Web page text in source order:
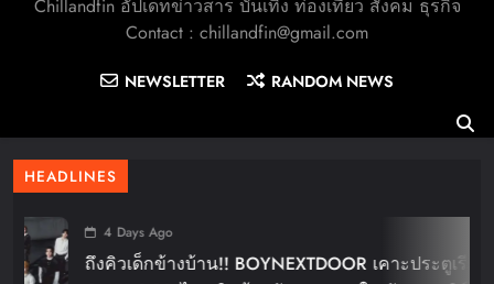
Chillandfin อัปเดทข่าวสาร บันเทิง ท่องเที่ยว สังคม ธุรกิจ
Contact : chillandfin@gmail.com
NEWSLETTER RANDOM NEWS
HEADLINES
4 Days Ago
ถึงคิวเด็กข้างบ้าน!! BOYNEXTDOOR เคาะประตูเรียก